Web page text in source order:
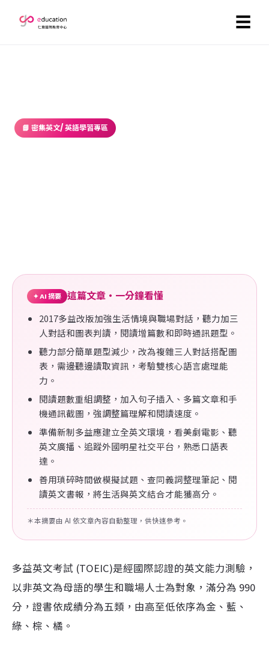
☰
📘 密集英文/ 英語學習專區
✦ AI 摘要 這篇文章・一分鐘看懂
2017多益改版加強生活情境與職場對話，聽力加三
人對話和圖表判讀，閱讀增篇數和即時通訊題型。
聽力部分簡單題型減少，改為複雜三人對話搭配圖
表，需邊聽邊讀取資訊，考驗雙核心語言處理能
力。
閱讀題數重組調整，加入句子插入、多篇文章和手
機通訊截圖，強調整篇理解和閱讀速度。
準備新制多益應建立全英文環境，看美劇電影、聽
英文廣播、追蹤外國明星社交平台，熟悉口語表
達。
善用瑣碎時間做模擬試題、查同義詞整理筆記、閱
讀英文書報，將生活與英文結合才能獲高分。
＊本摘要由 AI 依文章內容自動整理，供快速參考。
多益英文考試 (TOEIC)是經國際認證的英文能力測驗，
以非英文為母語的學生和職場人士為對象，滿分為 990
分，證書依成績分為五類，由高至低依序為金、藍、
綠、棕、橘。